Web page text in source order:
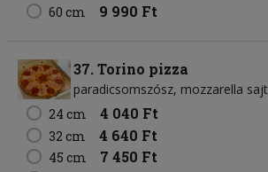
60 cm 9 990 Ft
37. Torino pizza
paradicsomszósz mozzarella sajt
24 cm
4 040 Ft
32 cm 4 640 Ft
45 cm 7 450 Ft